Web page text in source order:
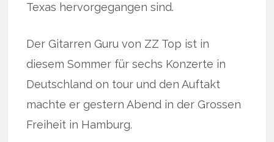
Texas hervorgegangen sind.
Der Gitarren Guru von ZZ Top ist in
diesem Sommer für sechs Konzerte in
Deutschland on tour und den Auftakt
machte er gestern Abend in der Grossen
Freiheit in Hamburg.